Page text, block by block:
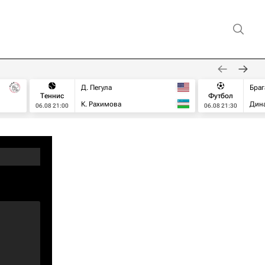
Теннис
06.08 21:00
Д. Пегула
К. Рахимова
Футбол
06.08 21:30